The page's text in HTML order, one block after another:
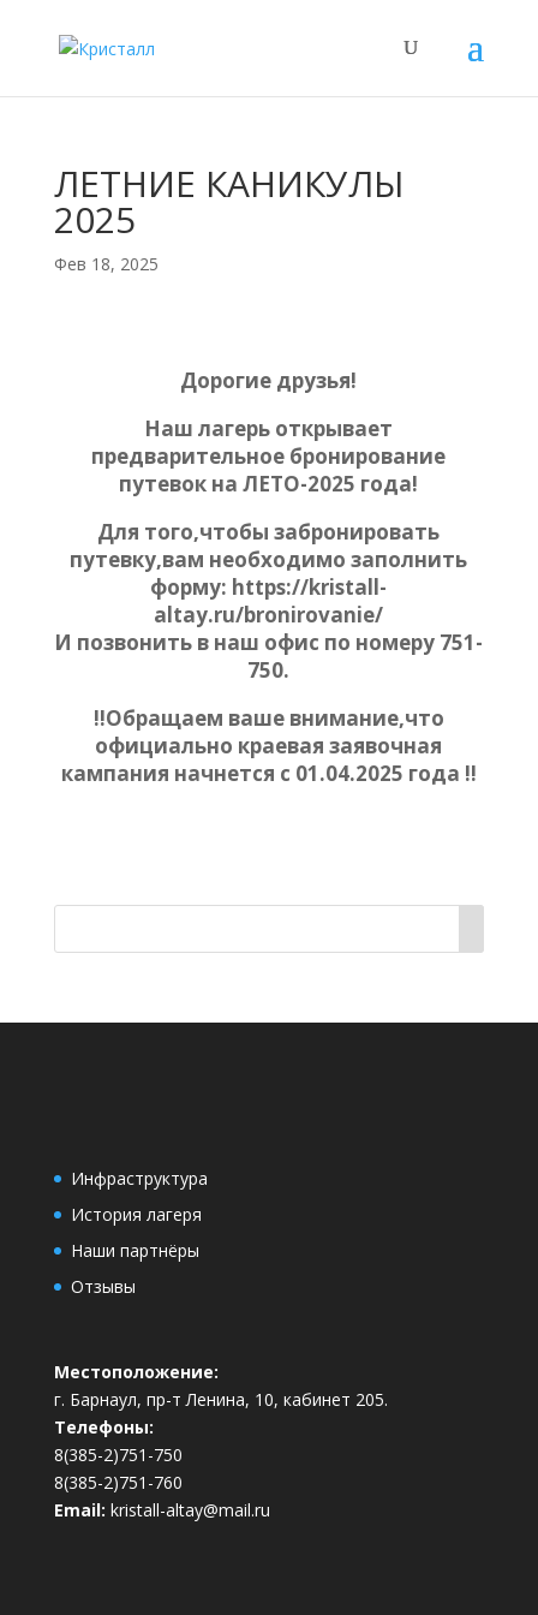
ЛЕТНИЕ КАНИКУЛЫ
2025
Фев 18, 2025
Дорогие друзья!
Наш лагерь открывает
предварительное бронирование
путевок на ЛЕТО-2025 года!
Для того,чтобы забронировать
путевку,вам необходимо заполнить
форму: https://kristall-
altay.ru/bronirovanie/
И позвонить в наш офис по номеру 751-
750.
‼️Обращаем ваше внимание,что
официально краевая заявочная
кампания начнется с 01.04.2025 года ‼️
Инфраструктура
История лагеря
Наши партнёры
Отзывы
Местоположение:
г. Барнаул, пр-т Ленина, 10, кабинет 205.
Телефоны:
8(385-2)751-750
8(385-2)751-760
Email: kristall-altay@mail.ru